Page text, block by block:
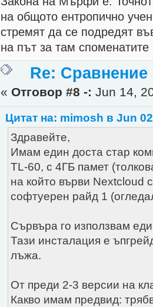
на общото ентропично
стремят да се подредят
на път за там споменатите
Re:
« Отговор #8 -: Jun 14,
Цитат на: mimosh в Jun
Здравейте,
Имам един доста стар
TL-60, с 4ГБ памет
на който върви Nextcloud
софтуерен райд 1
Сървъра го използвам
Тази инсталация е
лъжа.
От преди 2-3 версии на
Какво имам предвид: